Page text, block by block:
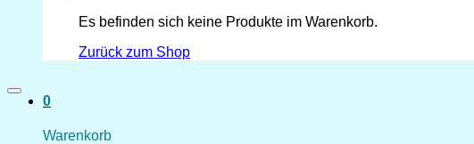
Es befinden sich keine Produkte im Warenkorb.
Zurück zum Shop
0
Warenkorb